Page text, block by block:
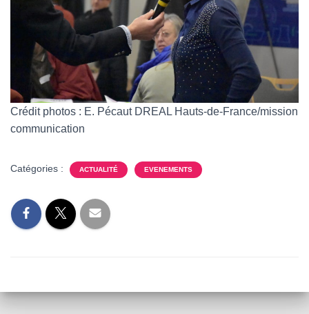
Crédit photos : E. Pécaut DREAL Hauts-de-France/mission
communication
Catégories : ACTUALITÉ EVENEMENTS